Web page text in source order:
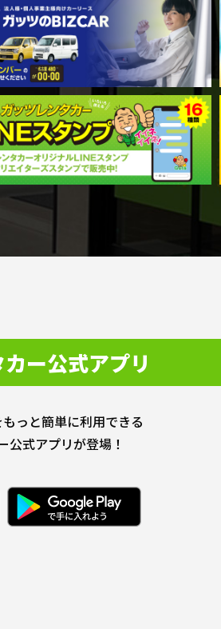
ー公式アプリ
っと簡単に利用できる
公式アプリが登場！